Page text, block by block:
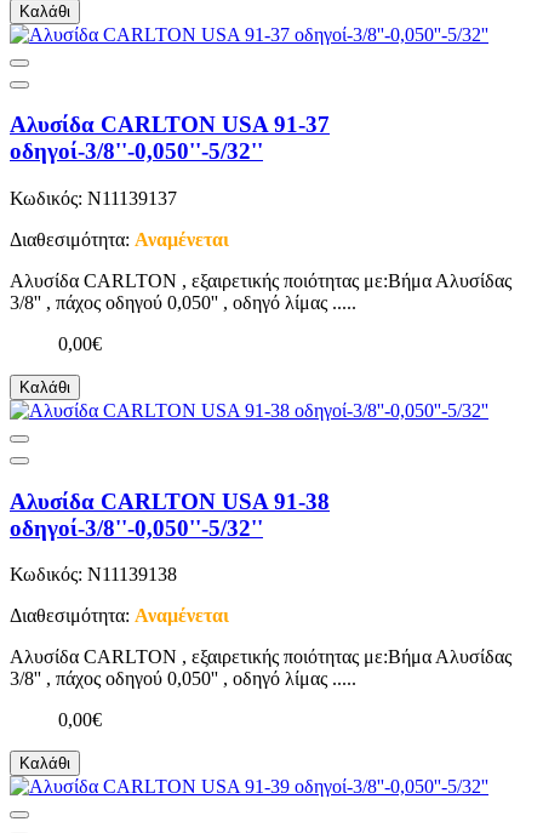
Καλάθι
Αλυσίδα CARLTON USA 91-37
οδηγοί-3/8''-0,050''-5/32''
Κωδικός: N11139137
Διαθεσιμότητα: Αναμένεται
Αλυσίδα CARLTON , εξαιρετικής ποιότητας με:Βήμα Αλυσίδας
3/8'' , πάχος οδηγού 0,050'' , οδηγό λίμας .....
0,00€
Καλάθι
Αλυσίδα CARLTON USA 91-38
οδηγοί-3/8''-0,050''-5/32''
Κωδικός: N11139138
Διαθεσιμότητα: Αναμένεται
Αλυσίδα CARLTON , εξαιρετικής ποιότητας με:Βήμα Αλυσίδας
3/8'' , πάχος οδηγού 0,050'' , οδηγό λίμας .....
0,00€
Καλάθι